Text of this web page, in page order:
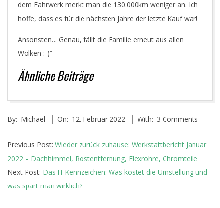
dem Fahrwerk merkt man die 130.000km weniger an. Ich
hoffe, dass es für die nächsten Jahre der letzte Kauf war!
Ansonsten… Genau, fällt die Familie erneut aus allen
Wolken :-)“
Ähnliche Beiträge
02-
By: Michael On: 12. Februar 2022 With: 3 Comments
Previous Post: Wieder zurück zuhause: Werkstattbericht Januar
2022 – Dachhimmel, Rostentfernung, Flexrohre, Chromteile
Next Post: Das H-Kennzeichen: Was kostet die Umstellung und
was spart man wirklich?